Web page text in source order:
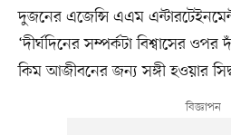
দুজনের এজেন্সি এএম
‘দীর্ঘদিনের সম্পর্কটা বিশ্বাসের
কিম আজীবনের জন্য সঙ্গী হওয়ার